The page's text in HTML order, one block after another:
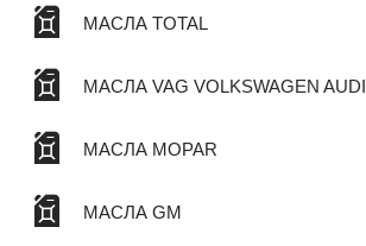
МАСЛА TOTAL
МАСЛА VAG VOLKSWAGEN AUDI
МАСЛА MOPAR
МАСЛА GM